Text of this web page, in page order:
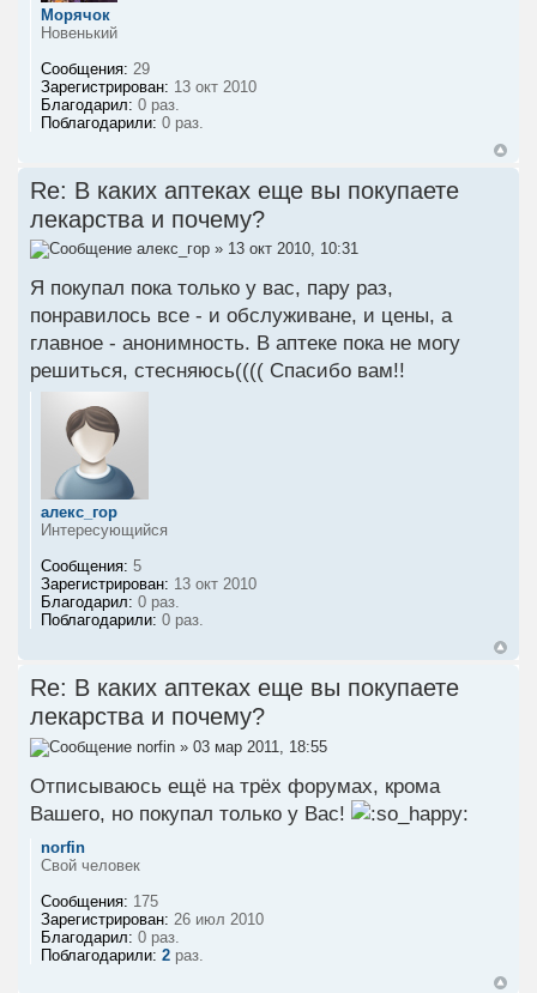
Морячок
Новенький
Сообщения: 29
Зарегистрирован: 13 окт 2010
Благодарил: 0 раз.
Поблагодарили: 0 раз.
Re: В каких аптеках еще вы покупаете
лекарства и почему?
алекс_гор » 13 окт 2010, 10:31
Я покупал пока только у вас, пару раз,
понравилось все - и обслуживане, и цены, а
главное - анонимность. В аптеке пока не могу
решиться, стесняюсь(((( Спасибо вам!!
алекс_гор
Интересующийся
Сообщения: 5
Зарегистрирован: 13 окт 2010
Благодарил: 0 раз.
Поблагодарили: 0 раз.
Re: В каких аптеках еще вы покупаете
лекарства и почему?
norfin » 03 мар 2011, 18:55
Отписываюсь ещё на трёх форумах, крома
Вашего, но покупал только у Вас!
norfin
Свой человек
Сообщения: 175
Зарегистрирован: 26 июл 2010
Благодарил: 0 раз.
Поблагодарили: 2 раз.